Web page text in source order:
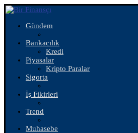
Gündem
Bankacılık
Kredi
Piyasalar
Kripto Paralar
Sigorta
İş Fikirleri
Trend
Muhasebe